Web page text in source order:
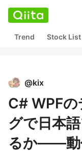
Trend Stock List
@kix
C# WPF
グで日本
るか——動